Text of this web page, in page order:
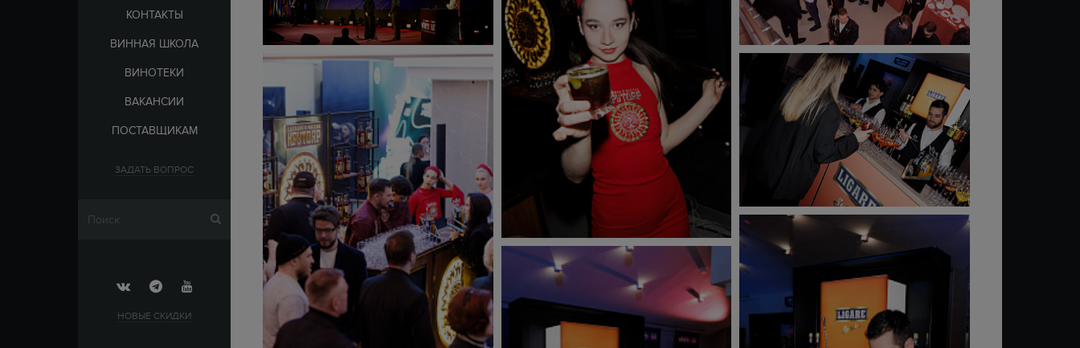
КОНТАКТЫ
ВИННАЯ ШКОЛА
ВИНОТЕКИ
ВАКАНСИИ
ПОСТАВЩИКАМ
ЗАДАТЬ ВОПРОС
НОВЫЕ СКИДКИ